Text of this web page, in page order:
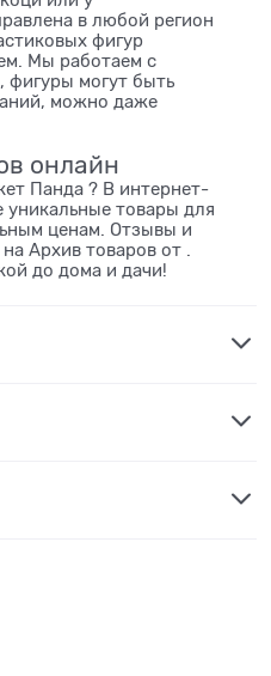
в любой регион
фигур
Мы работаем с
фигуры могут быть
можно даже
онлайн
Панда ? В интернет-
уникальные товары для
ценам. Отзывы и
Архив товаров от .
до дома и дачи!